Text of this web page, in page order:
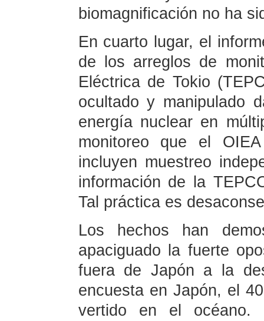
biomagnificación no ha
En cuarto lugar, el
de los arreglos de
Eléctrica de Tokio
ocultado y manipulado
energía nuclear en
monitoreo que el
incluyen muestreo
información de la
Tal práctica es
Los hechos han
apaciguado la fuerte
fuera de Japón a la
encuesta en Japón, el
vertido en el océano.